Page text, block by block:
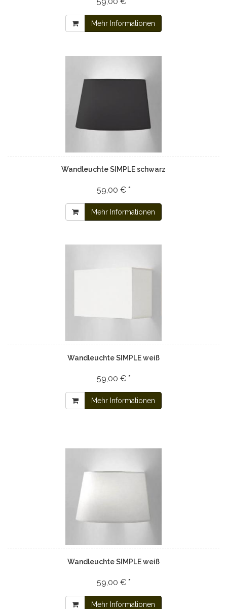
Mehr Informationen
Wandleuchte SIMPLE schwarz
59,00 € *
Mehr Informationen
Wandleuchte SIMPLE weiß
59,00 € *
Mehr Informationen
Wandleuchte SIMPLE weiß
59,00 € *
Mehr Informationen